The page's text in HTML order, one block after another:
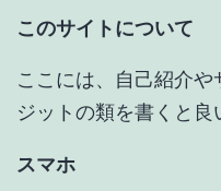
このサイトについて
ここには、自己紹介
ジットの類を書くと良
スマホ